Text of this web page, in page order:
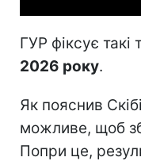
ГУР фіксує такі
2026 року.
Як пояснив
можливе, щоб
Попри це,